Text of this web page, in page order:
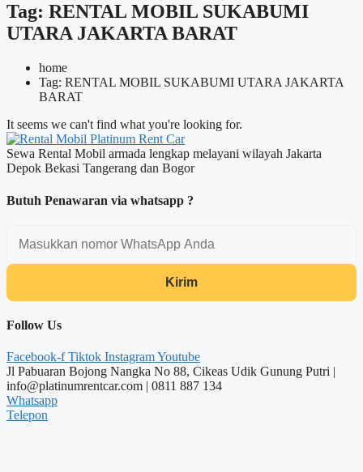
Tag: RENTAL MOBIL SUKABUMI
UTARA JAKARTA BARAT
home
Tag: RENTAL MOBIL SUKABUMI UTARA JAKARTA
BARAT
It seems we can't find what you're looking for.
Sewa Rental Mobil armada lengkap melayani wilayah Jakarta
Depok Bekasi Tangerang dan Bogor
Butuh Penawaran via whatsapp ?
Kirim
Follow Us
Facebook-f Tiktok InstagramYoutube
Jl Pabuaran Bojong Nangka No 88, Cikeas Udik Gunung Putri |
info@platinumrentcar.com | 0811 887 134
Whatsapp
Telepon